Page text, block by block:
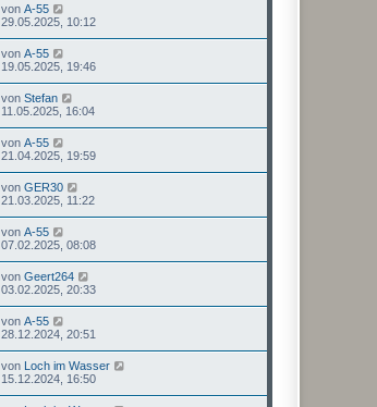
von A-55
29.05.2025, 10:12
von A-55
19.05.2025, 19:46
von Stefan
11.05.2025, 16:04
von A-55
21.04.2025, 19:59
von GER30
21.03.2025, 11:22
von A-55
07.02.2025, 08:08
von Geert264
03.02.2025, 20:33
von A-55
28.12.2024, 20:51
von Loch im Wasser
15.12.2024, 16:50